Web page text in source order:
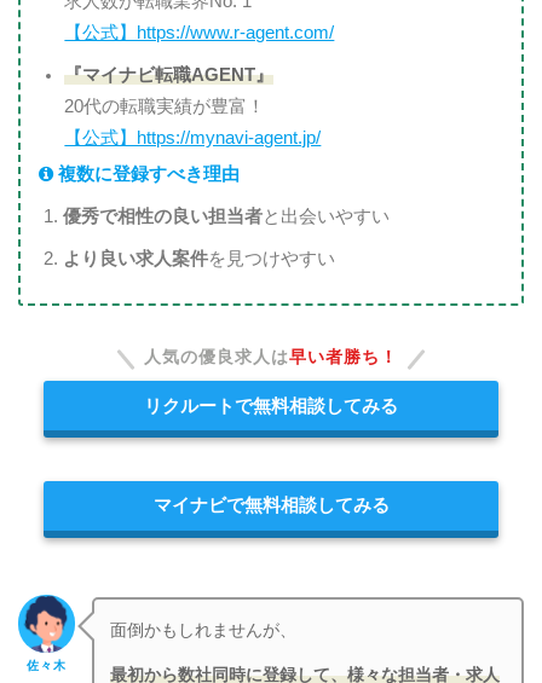
【公式】https://www.r-agent.com/
『マイナビ転職AGENT』
20代の転職実績が豊富！
【公式】https://mynavi-agent.jp/
複数に登録すべき理由
優秀で相性の良い担当者と出会いやすい
より良い求人案件を見つけやすい
人気の優良求人は早い者勝ち！
リクルートで無料相談してみる
マイナビで無料相談してみる
佐々木
面倒かもしれませんが、
最初から数社同時に登録して、様々な担当者・求人